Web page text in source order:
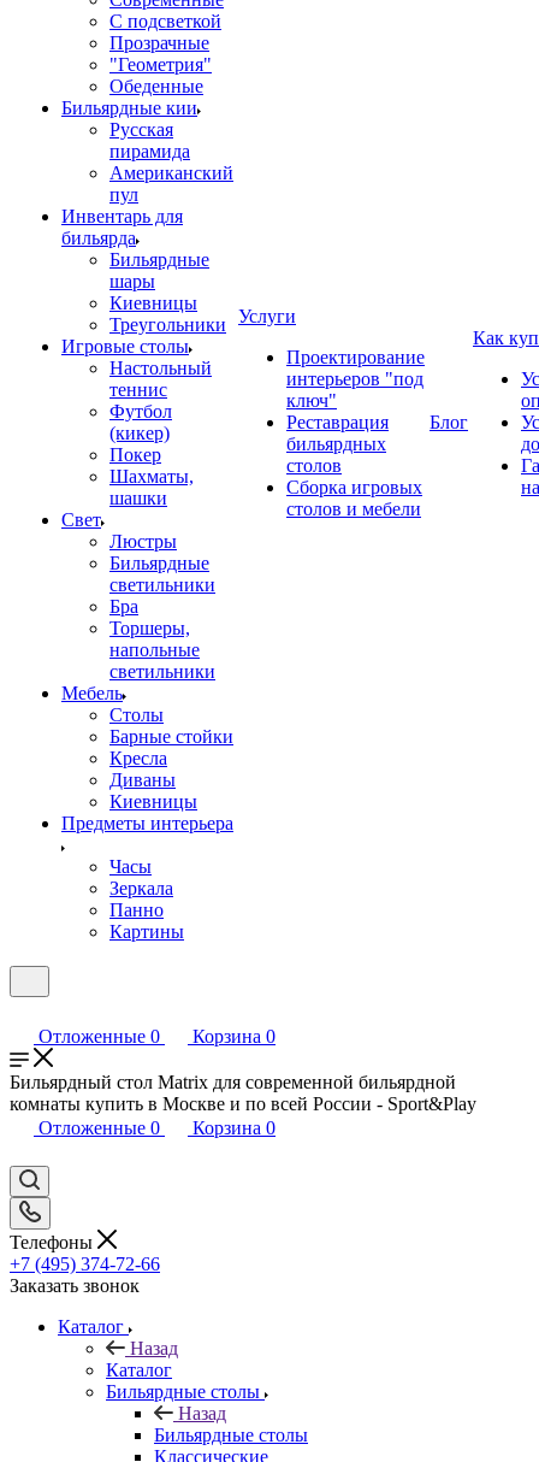
С подсветкой
Прозрачные
"Геометрия"
Обеденные
Бильярдные кии
Русская
пирамида
Американский
пул
Инвентарь для
бильярда
Бильярдные
шары
Киевницы
Треугольники
Игровые столы
Настольный
теннис
Футбол
(кикер)
Покер
Шахматы,
шашки
Свет
Люстры
Бильярдные
светильники
Бра
Торшеры,
напольные
светильники
Мебель
Столы
Барные стойки
Кресла
Диваны
Киевницы
Предметы интерьера
Часы
Зеркала
Панно
Картины
Услуги
Проектирование
интерьеров "под
ключ"
Реставрация
бильярдных
столов
Сборка игровых
столов и мебели
Блог
Как
Отложенные 0 Корзина 0
Бильярдный стол Matrix для современной бильярдной
комнаты купить в Москве и по всей России - Sport&Play
Отложенные 0 Корзина 0
Телефоны
+7 (495) 374-72-66
Заказать звонок
Каталог
Назад
Каталог
Бильярдные столы
Назад
Бильярдные столы
Классические